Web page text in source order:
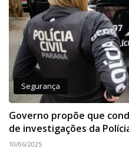
Segurança
Governo propõe que
de investigações da
10/06/2025